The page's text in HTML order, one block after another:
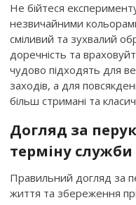
Не бійтеся
незвичайними
сміливий та зухвалий
доречність та
чудово підходять для
заходів, а для
більш стримані та
Догляд за
терміну служби
Правильний догляд за
життя та збереження